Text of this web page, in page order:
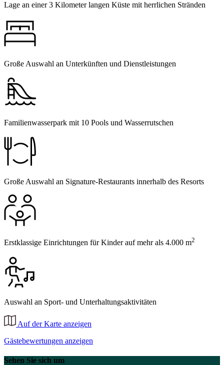
Lage an einer 3 Kilometer langen Küste mit herrlichen Stränden
Große Auswahl an Unterkünften und Dienstleistungen
Familienwasserpark mit 10 Pools und Wasserrutschen
Große Auswahl an Signature-Restaurants innerhalb des Resorts
Erstklassige Einrichtungen für Kinder auf mehr als 4.000 m2
Auswahl an Sport- und Unterhaltungsaktivitäten
Auf der Karte anzeigen
Gästebewertungen anzeigen
Sehen Sie sich um